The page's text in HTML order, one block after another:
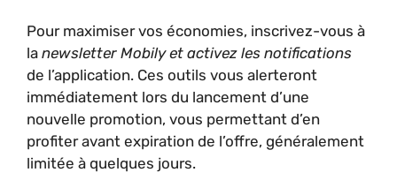
Pour maximiser vos économies, inscrivez-vous à
la newsletter Mobily et activez les notifications
de l’application. Ces outils vous alerteront
immédiatement lors du lancement d’une
nouvelle promotion, vous permettant d’en
profiter avant expiration de l’offre, généralement
limitée à quelques jours.